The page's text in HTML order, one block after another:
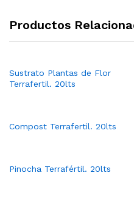
Productos
Sustrato Plantas de Flor
Terrafertil. 20lts
Compost Terrafertil. 20lts
Pinocha Terrafértil. 20lts